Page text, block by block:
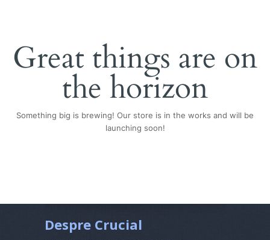
Great things are on
the horizon
Something big is brewing! Our store is in the works and will be
launching soon!
Despre Crucial